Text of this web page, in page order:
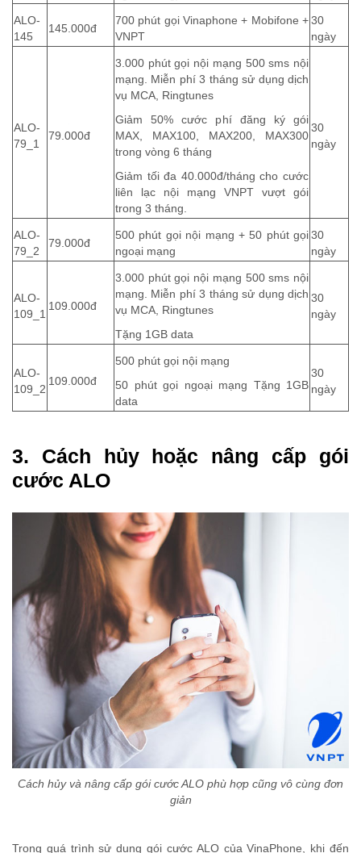
ALO-
145
145.000đ
700 phút gọi Vinaphone + Mobifone +
VNPT
30
ngày
ALO-
79­­­_1
79.000đ
3.000 phút gọi nội mạng 500 sms nội
mạng. Miễn phí 3 tháng sử dụng dịch
vụ MCA, Ringtunes
Giảm 50% cước phí đăng ký gói
MAX, MAX100, MAX200, MAX300
trong vòng 6 tháng
Giảm tối đa 40.000đ/tháng cho cước
liên lạc nội mạng VNPT vượt gói
trong 3 tháng.
30
ngày
ALO-
79_2
79.000đ
500 phút gọi nội mạng + 50 phút gọi
ngoại mạng
30
ngày
ALO-
109_1
109.000đ
3.000 phút gọi nội mạng 500 sms nội
mạng. Miễn phí 3 tháng sử dụng dịch
vụ MCA, Ringtunes
Tặng 1GB data
30
ngày
ALO-
109_2
109.000đ
500 phút gọi nội mạng
50 phút gọi ngoại mạng Tặng 1GB
data
30
ngày
3. Cách hủy hoặc nâng cấp gói
cước ALO
Cách hủy và nâng cấp gói cước ALO phù hợp cũng vô cùng đơn
giản
Trong quá trình sử dụng gói cước ALO của VinaPhone, khi đến